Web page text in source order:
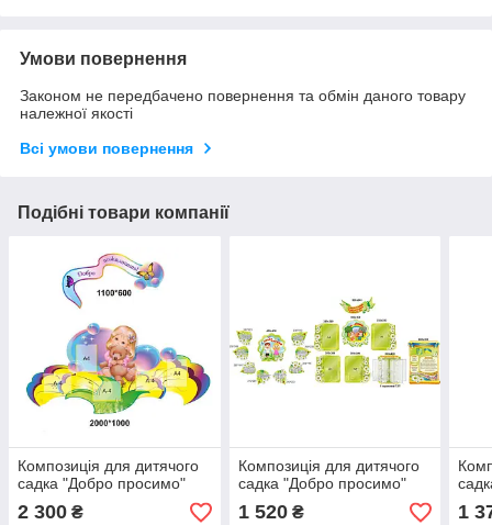
Умови повернення
Законом не передбачено повернення та обмін даного товару
належної якості
Всі умови повернення
Подібні товари компанії
Композиція для дитячого
садка "Добро просимо"
2 300 ₴
Композиція для дитячого
садка "Добро просимо"
1 520₴ 1